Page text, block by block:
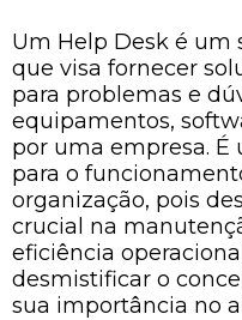
Um Help Desk é um
que visa fornecer
para problemas e
equipamentos,
por uma empresa.
para o
organização, pois
crucial na
eficiência
desmistificar o
sua importância no